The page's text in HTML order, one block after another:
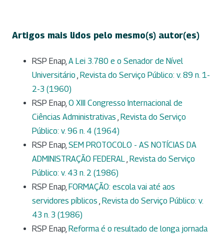
Artigos mais lidos pelo mesmo(s) autor(es)
RSP Enap, A Lei 3.780 e o Senador de Nível
Universitário Revista do Serviço Público: v. 89 n. 1-
2-3 (1960)
RSP Enap, O XIII Congresso Internacional de
Ciências Administrativas Revista do Serviço
Público: v. 96 n. 4 (1964)
RSP Enap, SEM PROTOCOLO - AS NOTÍCIAS DA
ADMINISTRAÇÃO FEDERAL
Revista do Serviço
Público: v. 43 n. 2 (1986)
RSP Enap, FORMAÇÃO: escola vai até aos
servidores píblicos Revista do Serviço Público: v.
43 n. 3 (1986)
RSP Enap, Reforma é o resultado de longa jornada